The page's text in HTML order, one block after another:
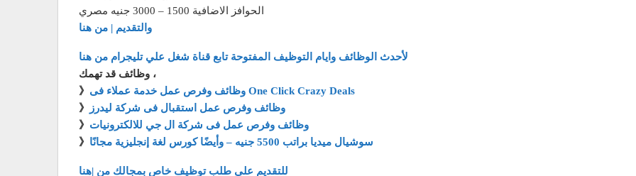
الحوافز الاضافية 1500 – 3000 جنيه مصري
والتقديم | من هنا
لأحدث الوظائف وايام التوظيف المفتوحة تابع قناة شغل علي تليجرام من هنا
وظائف قد تهمك ،
》
وظائف وفرص عمل خدمة عملاء فى One Click Crazy Deals
》
وظائف وفرص عمل استقبال فى شركة ليدرز
》 وظائف وفرص عمل فى شركة ال جي للالكترونيات
》
سوشيال ميديا براتب 5500 جنيه – وأيضًا كورس لغة إنجليزية مجانًا
للتقديم علي طلب توظيف خاص بمجالك من |هنا